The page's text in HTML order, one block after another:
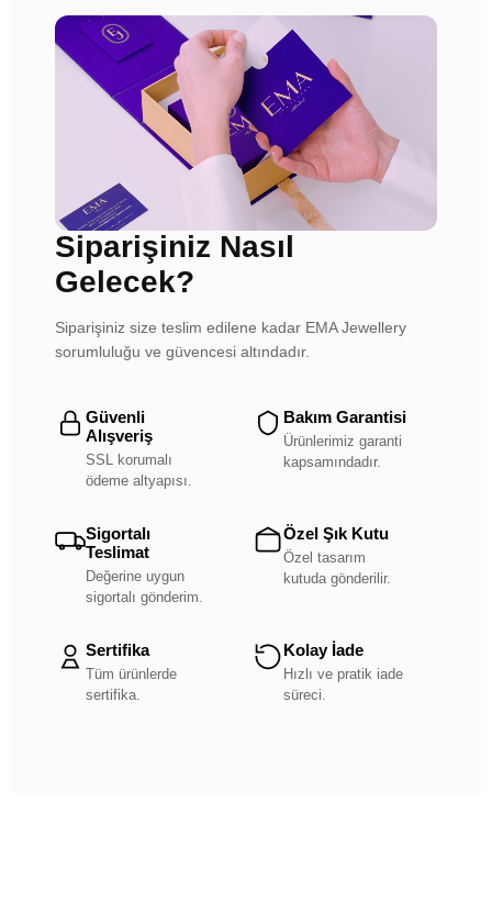
Siparişiniz Nasıl
Gelecek?
Siparişiniz size teslim edilene kadar EMA Jewellery
sorumluluğu ve güvencesi altındadır.
Güvenli
Alışveriş
SSL korumalı
ödeme altyapısı.
Bakım Garantisi
Ürünlerimiz garanti
kapsamındadır.
Sigortalı
Teslimat
Değerine uygun
sigortalı gönderim.
Özel Şık Kutu
Özel tasarım
kutuda gönderilir.
Sertifika
Tüm ürünlerde
sertifika.
Kolay İade
Hızlı ve pratik iade
süreci.